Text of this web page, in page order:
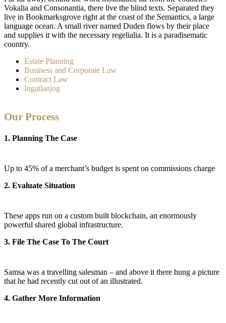
Vokalia and Consonantia, there live the blind texts. Separated they
live in Bookmarksgrove right at the coast of the Semantics, a large
language ocean. A small river named Duden flows by their place
and supplies it with the necessary regelialia. It is a paradisematic
country.
Estate Planning
Business and Corporate Law
Contract Law
Ingatlanjog
Our Process
1. Planning The Case
Up to 45% of a merchant’s budget is spent on commissions charge
2. Evaluate Situation
These apps run on a custom built blockchain, an enormously
powerful shared global infrastructure.
3. File The Case To The Court
Samsa was a travelling salesman – and above it there hung a picture
that he had recently cut out of an illustrated.
4. Gather More Information